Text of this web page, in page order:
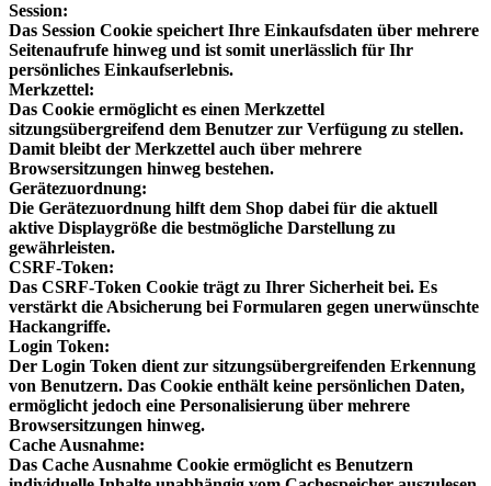
Session:
Das Session Cookie speichert Ihre Einkaufsdaten über mehrere
Seitenaufrufe hinweg und ist somit unerlässlich für Ihr
persönliches Einkaufserlebnis.
Merkzettel:
Das Cookie ermöglicht es einen Merkzettel
sitzungsübergreifend dem Benutzer zur Verfügung zu stellen.
Damit bleibt der Merkzettel auch über mehrere
Browsersitzungen hinweg bestehen.
Gerätezuordnung:
Die Gerätezuordnung hilft dem Shop dabei für die aktuell
aktive Displaygröße die bestmögliche Darstellung zu
gewährleisten.
CSRF-Token:
Das CSRF-Token Cookie trägt zu Ihrer Sicherheit bei. Es
verstärkt die Absicherung bei Formularen gegen unerwünschte
Hackangriffe.
Login Token:
Der Login Token dient zur sitzungsübergreifenden Erkennung
von Benutzern. Das Cookie enthält keine persönlichen Daten,
ermöglicht jedoch eine Personalisierung über mehrere
Browsersitzungen hinweg.
Cache Ausnahme:
Das Cache Ausnahme Cookie ermöglicht es Benutzern